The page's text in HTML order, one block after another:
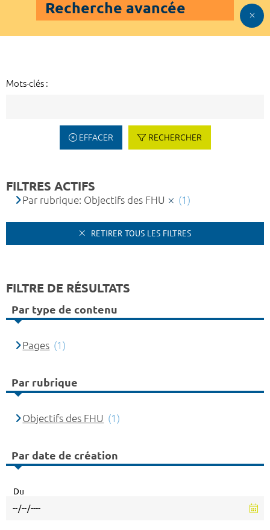
Recherche avancée
Mots-clés :
EFFACER RECHERCHER
FILTRES ACTIFS
Par rubrique: Objectifs des FHU (1)
RETIRER TOUS LES FILTRES
FILTRE DE RÉSULTATS
Par type de contenu
Pages (1)
Par rubrique
Objectifs des FHU (1)
Par date de création
Du